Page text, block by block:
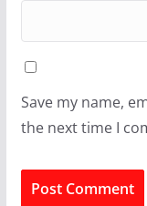
Save my name,
the next time I